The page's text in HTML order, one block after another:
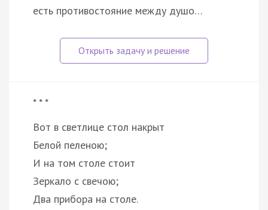
есть противостояние между душо…
* * *
Вот в светлице стол накрыт
Белой пеленою;
И на том столе стоит
Зеркало с свечою;
Два прибора на столе.